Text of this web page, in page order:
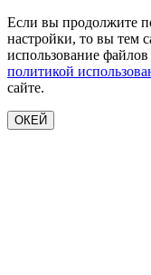
Если вы продолжите
настройки, то вы тем
использование
политикой
сайте.
ОКЕЙ